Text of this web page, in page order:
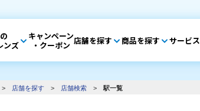
ンズ
キャンペーン
・クーポン 店舗を探す 商品を探す サービス
> 店舗を探す > 店舗検索 > 駅一覧